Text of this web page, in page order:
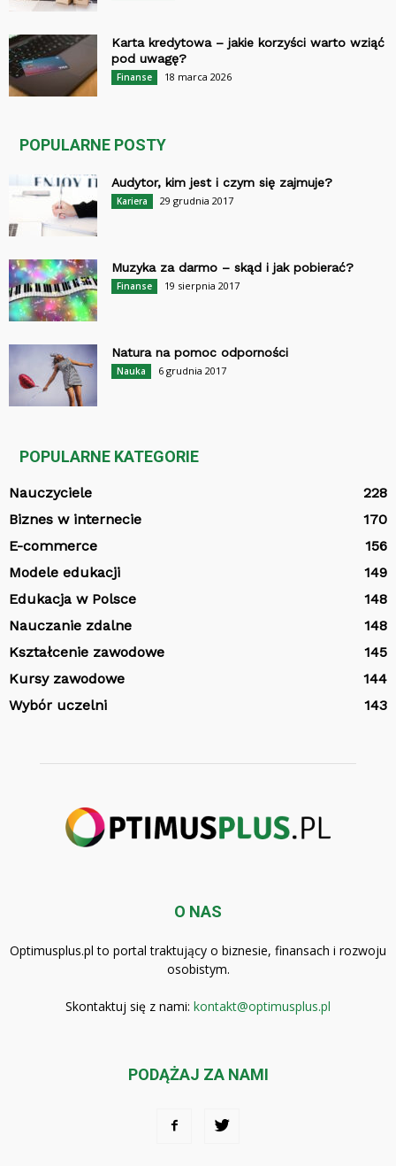
Karta kredytowa – jakie korzyści warto wziąć
pod uwagę?
Finanse 18 marca 2026
POPULARNE POSTY
Audytor, kim jest i czym się zajmuje?
Kariera 29 grudnia 2017
Muzyka za darmo – skąd i jak pobierać?
Finanse 19 sierpnia 2017
Natura na pomoc odporności
Nauka 6 grudnia 2017
POPULARNE KATEGORIE
Nauczyciele
228
Biznes w internecie
170
E-commerce
156
Modele edukacji
149
Edukacja w Polsce
148
Nauczanie zdalne
148
Kształcenie zawodowe
145
Kursy zawodowe
144
Wybór uczelni
143
O NAS
Optimusplus.pl to portal traktujący o biznesie, finansach i rozwoju
osobistym.
Skontaktuj się z nami: kontakt@optimusplus.pl
PODĄŻAJ ZA NAMI